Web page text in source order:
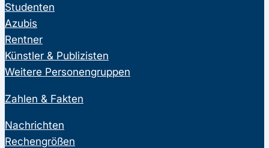
Studenten
Azubis
Rentner
Künstler & Publizisten
Weitere Personengruppen
Zahlen & Fakten
Nachrichten
Rechengrößen